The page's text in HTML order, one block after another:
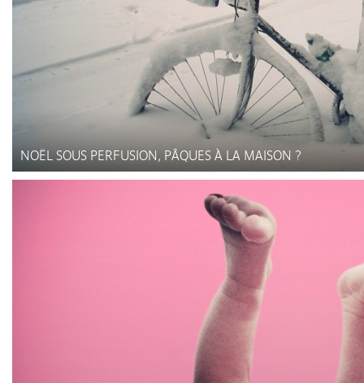
NOËL SOUS PERFUSION, PÂQUES À LA MAISON ?